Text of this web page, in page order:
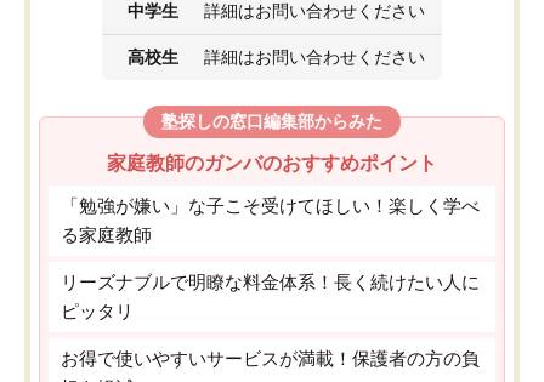
中学生 詳細はお問い合わせください
高校生 詳細はお問い合わせください
塾探しの窓口編集部からみた
家庭教師のガンバのおすすめポイント
「勉強が嫌い」な子こそ受けてほしい！楽しく学べ
る家庭教師
リーズナブルで明瞭な料金体系！長く続けたい人に
ピッタリ
お得で使いやすいサービスが満載！保護者の方の負